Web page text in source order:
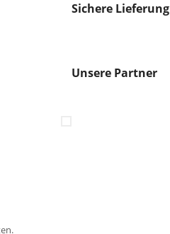
Sichere Lieferung
Unsere Partner